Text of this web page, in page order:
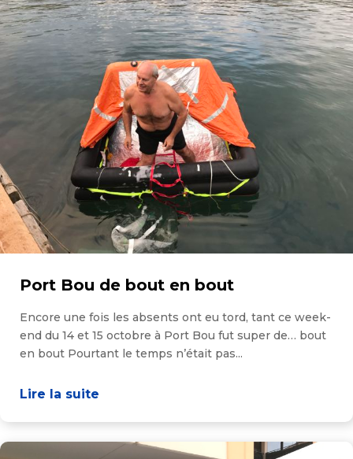
Port Bou de bout en bout
Encore une fois les absents ont eu tord, tant ce week-
end du 14 et 15 octobre à Port Bou fut super de… bout
en bout Pourtant le temps n’était pas...
Lire la suite